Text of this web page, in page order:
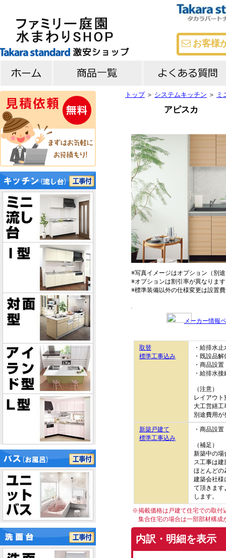
アピスカ
お客様
キッチン
バス
洗面台 よくある質問
メーカー比較
トップ ＞ システムキッチン ＞ ミ
※写真イメージはオプション（別
※オプションは割引率が異なりま
※標準装備以外の仕様変更は設置
メーカー情報
取替
標準工事込み
・給排水
・既設品
・商品設
・給排水
（注意）
レイアウト
大工営繕工
別途費用が
新築戸建て
標準工事込み
・商品設
（補足）
新築中の場
ス工事は建
ほとんどの
建築会社様
て頂きます
します。
※掲載価格は戸建て住宅での取付
集合住宅の場合は一部部材構成
内訳・明細を表示